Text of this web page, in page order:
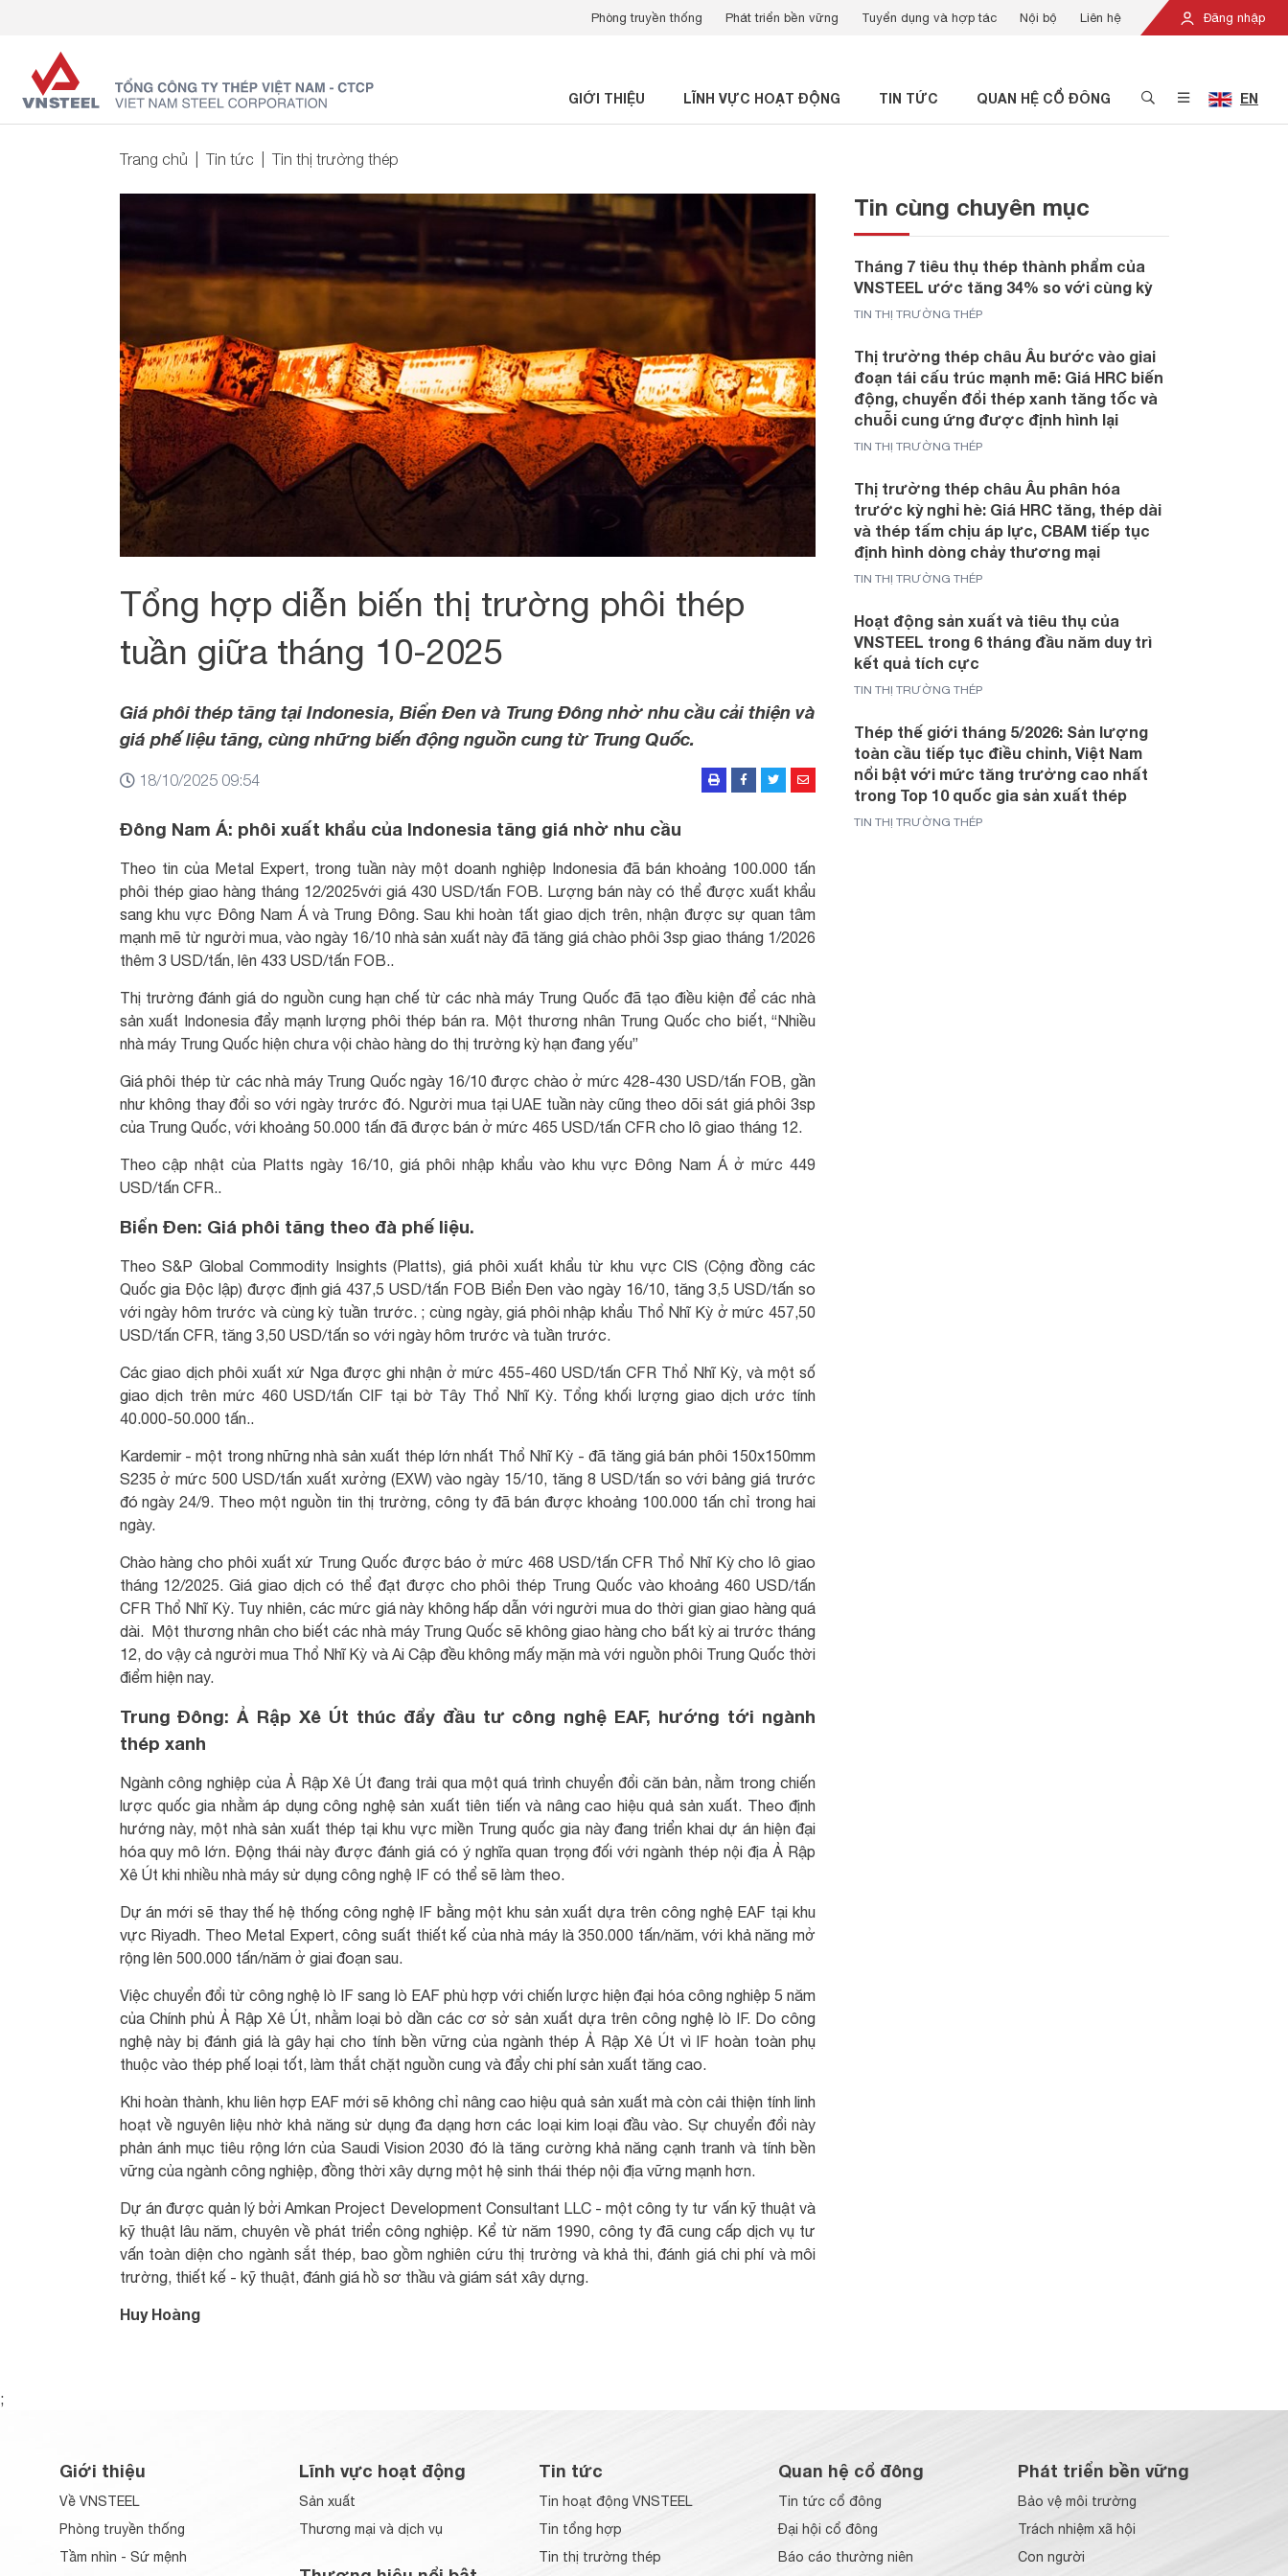
Đăng nhập
Phòng truyền thống Phát triển bền vững Tuyển dụng và hợp tác Nội bộ Liên hệ
GIỚI THIỆU LĨNH VỰC HOẠT ĐỘNG TIN TỨC QUAN HỆ CỔ ĐÔNG EN
Trang chủ Tin tức Tin thị trường thép
Tổng hợp diễn biến thị trường phôi thép
tuần giữa tháng 10-2025
Giá phôi thép tăng tại Indonesia, Biển Đen và Trung Đông nhờ nhu cầu cải thiện và
giá phế liệu tăng, cùng những biến động nguồn cung từ Trung Quốc.
18/10/2025 09:54
Đông Nam Á: phôi xuất khẩu của Indonesia tăng giá nhờ nhu cầu
Theo tin của Metal Expert, trong tuần này một doanh nghiệp Indonesia đã bán khoảng 100.000 tấn
phôi thép giao hàng tháng 12/2025với giá 430 USD/tấn FOB. Lượng bán này có thể được xuất khẩu
sang khu vực Đông Nam Á và Trung Đông. Sau khi hoàn tất giao dịch trên, nhận được sự quan tâm
mạnh mẽ từ người mua, vào ngày 16/10 nhà sản xuất này đã tăng giá chào phôi 3sp giao tháng 1/2026
thêm 3 USD/tấn, lên 433 USD/tấn FOB..
Thị trường đánh giá do nguồn cung hạn chế từ các nhà máy Trung Quốc đã tạo điều kiện để các nhà
sản xuất Indonesia đẩy mạnh lượng phôi thép bán ra. Một thương nhân Trung Quốc cho biết, “Nhiều
nhà máy Trung Quốc hiện chưa vội chào hàng do thị trường kỳ hạn đang yếu”
Giá phôi thép từ các nhà máy Trung Quốc ngày 16/10 được chào ở mức 428-430 USD/tấn FOB, gần
như không thay đổi so với ngày trước đó. Người mua tại UAE tuần này cũng theo dõi sát giá phôi 3sp
của Trung Quốc, với khoảng 50.000 tấn đã được bán ở mức 465 USD/tấn CFR cho lô giao tháng 12.
Theo cập nhật của Platts ngày 16/10, giá phôi nhập khẩu vào khu vực Đông Nam Á ở mức 449
USD/tấn CFR..
Biển Đen: Giá phôi tăng theo đà phế liệu.
Theo S&P Global Commodity Insights (Platts), giá phôi xuất khẩu từ khu vực CIS (Cộng đồng các
Quốc gia Độc lập) được định giá 437,5 USD/tấn FOB Biển Đen vào ngày 16/10, tăng 3,5 USD/tấn so
với ngày hôm trước và cùng kỳ tuần trước. ; cùng ngày, giá phôi nhập khẩu Thổ Nhĩ Kỳ ở mức 457,50
USD/tấn CFR, tăng 3,50 USD/tấn so với ngày hôm trước và tuần trước.
Các giao dịch phôi xuất xứ Nga được ghi nhận ở mức 455-460 USD/tấn CFR Thổ Nhĩ Kỳ, và một số
giao dịch trên mức 460 USD/tấn CIF tại bờ Tây Thổ Nhĩ Kỳ. Tổng khối lượng giao dịch ước tính
40.000-50.000 tấn..
Kardemir - một trong những nhà sản xuất thép lớn nhất Thổ Nhĩ Kỳ - đã tăng giá bán phôi 150x150mm
S235 ở mức 500 USD/tấn xuất xưởng (EXW) vào ngày 15/10, tăng 8 USD/tấn so với bảng giá trước
đó ngày 24/9. Theo một nguồn tin thị trường, công ty đã bán được khoảng 100.000 tấn chỉ trong hai
ngày.
Chào hàng cho phôi xuất xứ Trung Quốc được báo ở mức 468 USD/tấn CFR Thổ Nhĩ Kỳ cho lô giao
tháng 12/2025. Giá giao dịch có thể đạt được cho phôi thép Trung Quốc vào khoảng 460 USD/tấn
CFR Thổ Nhĩ Kỳ. Tuy nhiên, các mức giá này không hấp dẫn với người mua do thời gian giao hàng quá
dài. Một thương nhân cho biết các nhà máy Trung Quốc sẽ không giao hàng cho bất kỳ ai trước tháng
12, do vậy cả người mua Thổ Nhĩ Kỳ và Ai Cập đều không mấy mặn mà với nguồn phôi Trung Quốc thời
điểm hiện nay.
Trung Đông: Ả Rập Xê Út thúc đẩy đầu tư công nghệ EAF, hướng tới ngành
thép xanh
Ngành công nghiệp của Ả Rập Xê Út đang trải qua một quá trình chuyển đổi căn bản, nằm trong chiến
lược quốc gia nhằm áp dụng công nghệ sản xuất tiên tiến và nâng cao hiệu quả sản xuất. Theo định
hướng này, một nhà sản xuất thép tại khu vực miền Trung quốc gia này đang triển khai dự án hiện đại
hóa quy mô lớn. Động thái này được đánh giá có ý nghĩa quan trọng đối với ngành thép nội địa Ả Rập
Xê Út khi nhiều nhà máy sử dụng công nghệ IF có thể sẽ làm theo.
Dự án mới sẽ thay thế hệ thống công nghệ IF bằng một khu sản xuất dựa trên công nghệ EAF tại khu
vực Riyadh. Theo Metal Expert, công suất thiết kế của nhà máy là 350.000 tấn/năm, với khả năng mở
rộng lên 500.000 tấn/năm ở giai đoạn sau.
Việc chuyển đổi từ công nghệ lò IF sang lò EAF phù hợp với chiến lược hiện đại hóa công nghiệp 5 năm
của Chính phủ Ả Rập Xê Út, nhằm loại bỏ dần các cơ sở sản xuất dựa trên công nghệ lò IF. Do công
nghệ này bị đánh giá là gây hại cho tính bền vững của ngành thép Ả Rập Xê Út vì IF hoàn toàn phụ
thuộc vào thép phế loại tốt, làm thắt chặt nguồn cung và đẩy chi phí sản xuất tăng cao.
Khi hoàn thành, khu liên hợp EAF mới sẽ không chỉ nâng cao hiệu quả sản xuất mà còn cải thiện tính linh
hoạt về nguyên liệu nhờ khả năng sử dụng đa dạng hơn các loại kim loại đầu vào. Sự chuyển đổi này
phản ánh mục tiêu rộng lớn của Saudi Vision 2030 đó là tăng cường khả năng cạnh tranh và tính bền
vững của ngành công nghiệp, đồng thời xây dựng một hệ sinh thái thép nội địa vững mạnh hơn.
Dự án được quản lý bởi Amkan Project Development Consultant LLC - một công ty tư vấn kỹ thuật và
kỹ thuật lâu năm, chuyên về phát triển công nghiệp. Kể từ năm 1990, công ty đã cung cấp dịch vụ tư
vấn toàn diện cho ngành sắt thép, bao gồm nghiên cứu thị trường và khả thi, đánh giá chi phí và môi
trường, thiết kế - kỹ thuật, đánh giá hồ sơ thầu và giám sát xây dựng.
Huy Hoàng
Tin cùng chuyên mục
Tháng 7 tiêu thụ thép thành phẩm của
VNSTEEL ước tăng 34% so với cùng kỳ
TIN THỊ TRƯỜNG THÉP
Thị trường thép châu Âu bước vào giai
đoạn tái cấu trúc mạnh mẽ: Giá HRC biến
động, chuyển đổi thép xanh tăng tốc và
chuỗi cung ứng được định hình lại
TIN THỊ TRƯỜNG THÉP
Thị trường thép châu Âu phân hóa
trước kỳ nghỉ hè: Giá HRC tăng, thép dài
và thép tấm chịu áp lực, CBAM tiếp tục
định hình dòng chảy thương mại
TIN THỊ TRƯỜNG THÉP
Hoạt động sản xuất và tiêu thụ của
VNSTEEL trong 6 tháng đầu năm duy trì
kết quả tích cực
TIN THỊ TRƯỜNG THÉP
Thép thế giới tháng 5/2026: Sản lượng
toàn cầu tiếp tục điều chỉnh, Việt Nam
nổi bật với mức tăng trưởng cao nhất
trong Top 10 quốc gia sản xuất thép
TIN THỊ TRƯỜNG THÉP
;
Giới thiệu
Về VNSTEEL
Phòng truyền thống
Tầm nhìn - Sứ mệnh
Lĩnh vực hoạt động
Sản xuất
Thương mại và dịch vụ
Tin tức
Tin hoạt động VNSTEEL
Tin tổng hợp
Tin thị trường thép
Quan hệ cổ đông
Tin tức cổ đông
Đại hội cổ đông
Báo cáo thường niên
Phát triển bền vững
Bảo vệ môi trường
Trách nhiệm xã hội
Con người